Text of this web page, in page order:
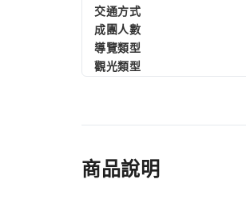
交通方式
成團人數
導覽類型
觀光類型
商品說明